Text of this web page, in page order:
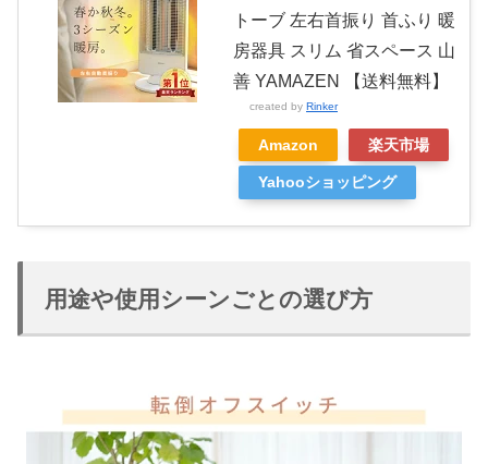
トーブ 左右首振り 首ふり 暖
房器具 スリム 省スペース 山
善 YAMAZEN 【送料無料】
created by Rinker
Amazon 楽天市場
Yahooショッピング
用途や使用シーンごとの選び方